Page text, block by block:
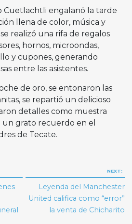
Cuetlachtli engalanó la tarde
llena de color, música y
realizó una rifa de regalos
hornos, microondas,
y cupones, generando
entre las asistentes.
de oro, se entonaron las
se repartió un delicioso
detalles como muestra
un grato recuerdo en el
de Tecate.
NEXT:
Leyenda del Manchester
United califica como “error”
la venta de Chicharito